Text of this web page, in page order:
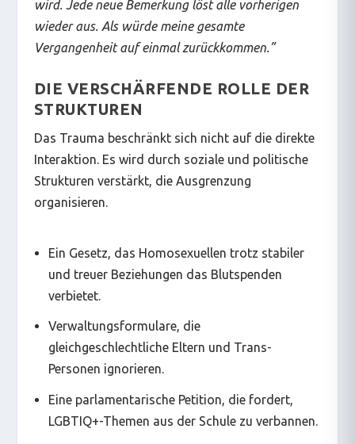
wird. Jede neue Bemerkung löst alle vorherigen
wieder aus. Als würde meine gesamte
Vergangenheit auf einmal zurückkommen.”
DIE VERSCHÄRFENDE ROLLE DER
STRUKTUREN
Das Trauma beschränkt sich nicht auf die direkte
Interaktion. Es wird durch soziale und politische
Strukturen verstärkt, die Ausgrenzung
organisieren.
Ein Gesetz, das Homosexuellen trotz stabiler
und treuer Beziehungen das Blutspenden
verbietet.
Verwaltungsformulare, die
gleichgeschlechtliche Eltern und Trans-
Personen ignorieren.
Eine parlamentarische Petition, die fordert,
LGBTIQ+-Themen aus der Schule zu verbannen.